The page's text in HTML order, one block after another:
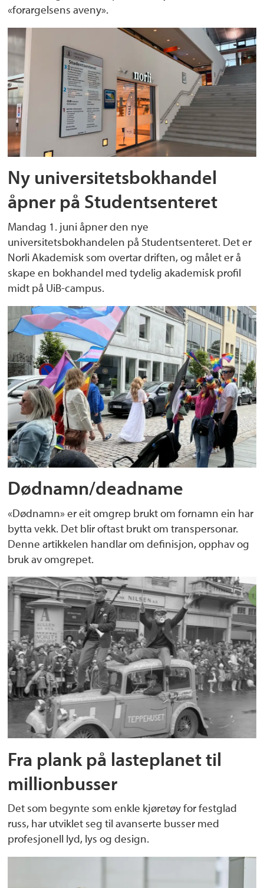
«forargelsens aveny».
Ny universitetsbokhandel
åpner på Studentsenteret
Mandag 1. juni åpner den nye
universitetsbokhandelen på Studentsenteret. Det er
Norli Akademisk som overtar driften, og målet er å
skape en bokhandel med tydelig akademisk profil
midt på UiB-campus.
Dødnamn/deadname
«Dødnamn» er eit omgrep brukt om fornamn ein har
bytta vekk. Det blir oftast brukt om transpersonar.
Denne artikkelen handlar om definisjon, opphav og
bruk av omgrepet.
Fra plank på lasteplanet til
millionbusser
Det som begynte som enkle kjøretøy for festglad
russ, har utviklet seg til avanserte busser med
profesjonell lyd, lys og design.